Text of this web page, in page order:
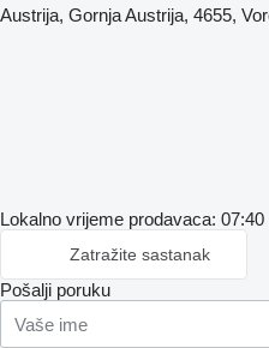
Austrija, Gornja Austrija, 4655,
Lokalno vrijeme prodavaca: 07:40
Zatražite sastanak
Pošalji poruku